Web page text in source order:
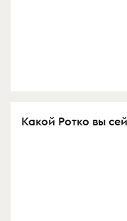
Какой Ротко вы